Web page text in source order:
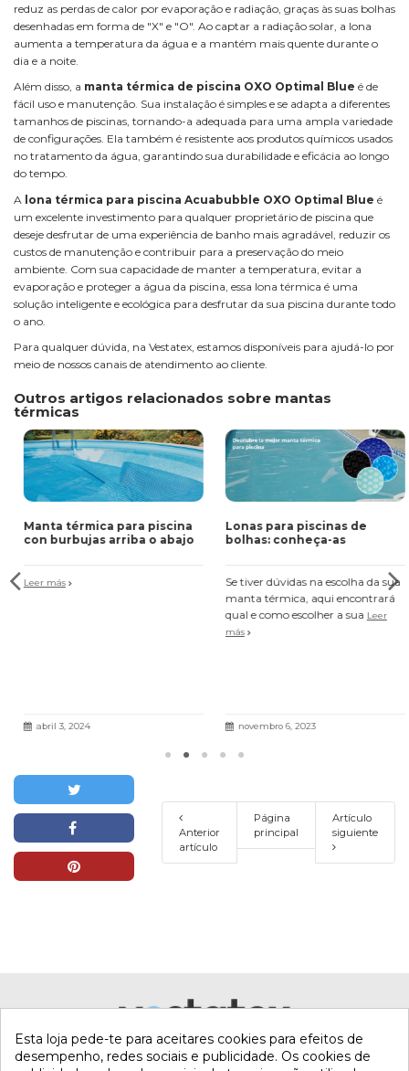
reduz as perdas de calor por evaporação e radiação, graças às suas bolhas
desenhadas em forma de "X" e "O". Ao captar a radiação solar, a lona
aumenta a temperatura da água e a mantém mais quente durante o
dia e a noite.
Além disso, a manta térmica de piscina OXO Optimal Blue é de
fácil uso e manutenção. Sua instalação é simples e se adapta a diferentes
tamanhos de piscinas, tornando-a adequada para uma ampla variedade
de configurações. Ela também é resistente aos produtos químicos usados
no tratamento da água, garantindo sua durabilidade e eficácia ao longo
do tempo.
A lona térmica para piscina Acuabubble OXO Optimal Blue é
um excelente investimento para qualquer proprietário de piscina que
deseje desfrutar de uma experiência de banho mais agradável, reduzir os
custos de manutenção e contribuir para a preservação do meio
ambiente. Com sua capacidade de manter a temperatura, evitar a
evaporação e proteger a água da piscina, essa lona térmica é uma
solução inteligente e ecológica para desfrutar da sua piscina durante todo
o ano.
Para qualquer dúvida, na Vestatex, estamos disponíveis para ajudá-lo por
meio de nossos canais de atendimento ao cliente.
Outros artigos relacionados sobre mantas
térmicas
Manta térmica para piscina
con burbujas arriba o abajo
Leer más
abril 3, 2024
Lonas para piscinas de
bolhas: conheça-as
Se tiver dúvidas na escolha da sua
manta térmica, aqui encontrará
qual e como escolher a suaLeer
más
novembro 6, 2023
Anterior
artículo
Página
principal
Artículo
siguiente
Esta loja pede-te para aceitares cookies para efeitos de
desempenho, redes sociais e publicidade. Os cookies de